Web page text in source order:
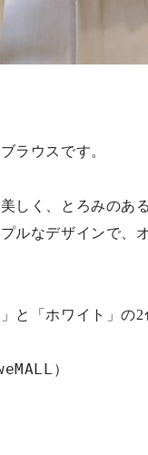
ラウスです。
しく、とろみのあ
ルなデザインで、
と「ホワイト」の2
）